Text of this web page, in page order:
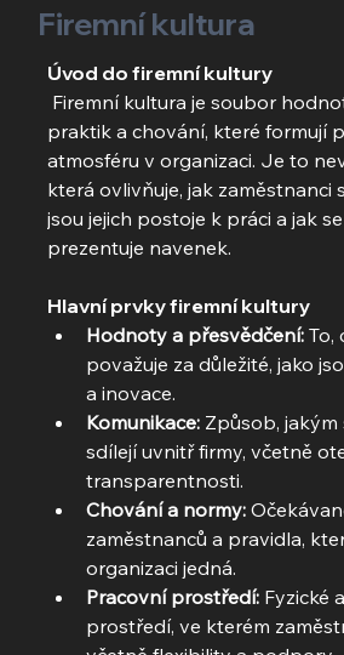
Firemní kultura
Úvod do firemní kultury
praktik a chování, které formují
atmosféru v organizaci. Je to
která ovlivňuje, jak zaměstnanci
jsou jejich postoje k práci a jak
prezentuje navenek.
Hlavní prvky firemní kultury
Hodnoty a přesvědčení: To,
považuje za důležité, jako
a inovace.
Komunikace: Způsob, jakým
sdílejí uvnitř firmy, včetně
transparentnosti.
Chování a normy:
zaměstnanců a pravidla,
organizaci jedná.
Pracovní prostředí: Fyzické
prostředí, ve kterém